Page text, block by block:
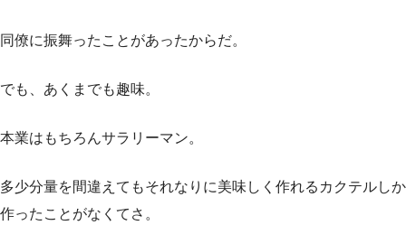
同僚に振舞ったことがあったからだ。
でも、あくまでも趣味。
本業はもちろんサラリーマン。
多少分量を間違えてもそれなりに美味しく作れるカクテルしか
作ったことがなくてさ。